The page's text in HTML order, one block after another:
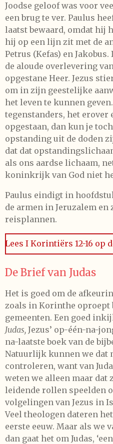
Joodse geloof was voor
een brug te ver. Paulus
laatst bewaard, omdat hij
hij op een lijn zit met de
Petrus (Kefas) en
de aloude overlevering
opgestane Heer. Jezus
om in zijn geestelijke
het leven te kunnen
tegenstanders, het erover
opgestaan, dan kun je
opstanding uit de doden
dat dat
als ons aardse lichaam,
koninkrijk van God niet
Paulus eindigt in
de armen in Jeruzalem
reisplannen.
Lees I Korintiërs 12-16 op
De Brief van Judas
Het is goed om de
zoals in Korinthe oproept
gemeenten. Een goed
Judas, Jezus’ op-één-na-
na-laatste boek van de
Natuurlijk kunnen we dat
controleren, want van
weten we alleen maar
leidende rollen speelden
volgelingen van Jezus in
Veel theologen dateren
eerste eeuw. Maar als we
dan gaat het om Judas,